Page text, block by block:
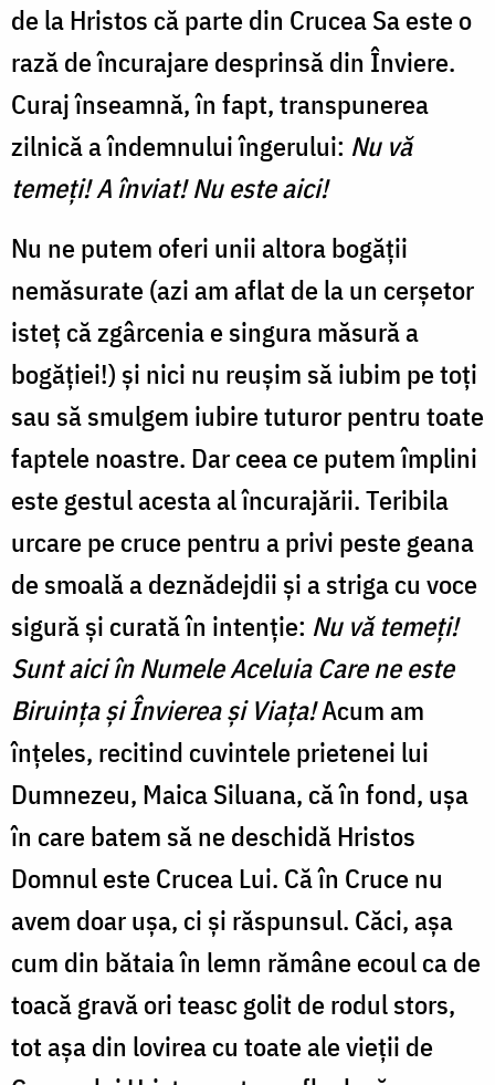
de la Hristos că parte din Crucea Sa este o
rază de încurajare desprinsă din Înviere.
Curaj înseamnă, în fapt, transpunerea
zilnică a îndemnului îngerului: Nu vă
temeți! A înviat! Nu este aici!
Nu ne putem oferi unii altora bogății
nemăsurate (azi am aflat de la un cerșetor
isteț că zgârcenia e singura măsură a
bogăției!) și nici nu reușim să iubim pe toți
sau să smulgem iubire tuturor pentru toate
faptele noastre. Dar ceea ce putem împlini
este gestul acesta al încurajării. Teribila
urcare pe cruce pentru a privi peste geana
de smoală a deznădejdii și a striga cu voce
sigură și curată în intenție: Nu vă temeți!
Sunt aici în Numele Aceluia Care ne este
Biruința și Învierea și Viața!Acum am
înțeles, recitind cuvintele prietenei lui
Dumnezeu, Maica Siluana, că în fond, ușa
în care batem să ne deschidă Hristos
Domnul este Crucea Lui. Că în Cruce nu
avem doar ușa, ci și răspunsul. Căci, așa
cum din bătaia în lemn rămâne ecoul ca de
toacă gravă ori teasc golit de rodul stors,
tot așa din lovirea cu toate ale vieții de